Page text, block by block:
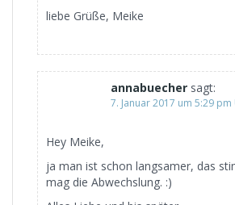
liebe Grüße, Meike
annabuecher sagt:
7. Januar 2017 um 5:29 pm
Hey Meike,
ja man ist schon langsamer, das
mag die Abwechslung. :)